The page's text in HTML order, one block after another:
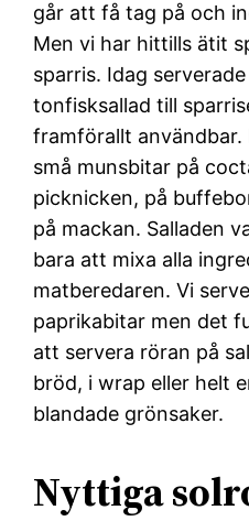
går att få tag på och
Men vi har hittills ätit
sparris. Idag
tonfisksallad till
framförallt användbar.
små munsbitar på
picknicken, på
på mackan. Salladen
bara att mixa alla
matberedaren. Vi
paprikabitar men det
att servera röran på
bröd, i wrap eller helt
blandade grönsaker.
Nyttiga